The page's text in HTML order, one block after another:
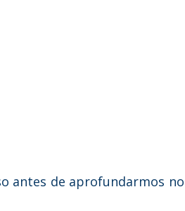
antes de aprofundarmos no